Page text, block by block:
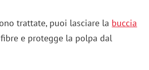
trattate, puoi lasciare la buccia
e protegge la polpa dal